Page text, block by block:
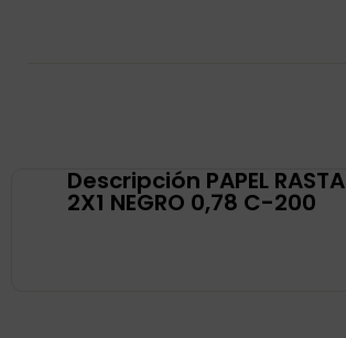
Descripción PAPEL RASTA
2X1 NEGRO 0,78 C-200